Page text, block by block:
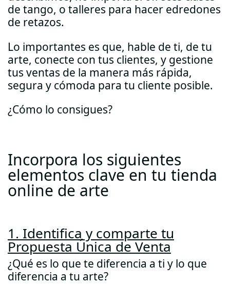
de tango, o talleres para hacer edredones
de retazos.
Lo importantes es que, hable de ti, de tu
arte, conecte con tus clientes, y gestione
tus ventas de la manera más rápida,
segura y cómoda para tu cliente posible.
¿Cómo lo consigues?
Incorpora los siguientes
elementos clave en tu tienda
online de arte
1. Identifica y comparte tu
Propuesta Única de Venta
¿Qué es lo que te diferencia a ti y lo que
diferencia a tu arte?